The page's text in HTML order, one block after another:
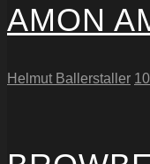
AMON
Helmut Ballerstaller